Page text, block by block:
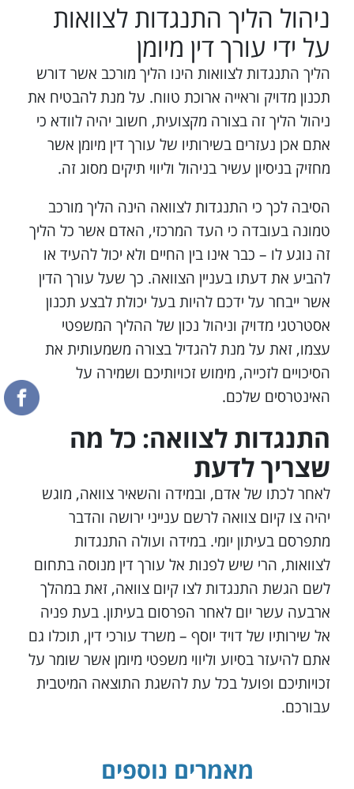
ניהול הליך התנגדות לצוואות
על ידי עורך דין מיומן
הליך התנגדות לצוואות הינו הליך מורכב אשר דורש
תכנון מדויק וראייה ארוכת טווח. על מנת להבטיח את
ניהול הליך זה בצורה מקצועית, חשוב יהיה לוודא כי
אתם אכן נעזרים בשירותיו של עורך דין מיומן אשר
מחזיק בניסיון עשיר בניהול וליווי תיקים מסוג זה.
הסיבה לכך כי התנגדות לצוואה הינה הליך מורכב
טמונה בעובדה כי העד המרכזי, האדם אשר כל הליך
זה נוגע לו – כבר אינו בין החיים ולא יכול להעיד או
להביע את דעתו בעניין הצוואה. כך שעל עורך הדין
אשר ייבחר על ידכם להיות בעל יכולת לבצע תכנון
אסטרטגי מדויק וניהול נכון של ההליך המשפטי
עצמו, זאת על מנת להגדיל בצורה משמעותית את
הסיכויים לזכייה, מימוש זכויותיכם ושמירה על
האינטרסים שלכם.
התנגדות לצוואה: כל מה
שצריך לדעת
לאחר לכתו של אדם, ובמידה והשאיר צוואה, מוגש
יהיה צו קיום צוואה לרשם ענייני ירושה והדבר
מתפרסם בעיתון יומי. במידה ועולה התנגדות
לצוואות, הרי שיש לפנות אל עורך דין מנוסה בתחום
לשם הגשת התנגדות לצו קיום צוואה, זאת במהלך
ארבעה עשר יום לאחר הפרסום בעיתון. בעת פניה
אל שירותיו של דויד יוסף – משרד עורכי דין, תוכלו גם
אתם להיעזר בסיוע וליווי משפטי מיומן אשר שומר על
זכויותיכם ופועל בכל עת להשגת התוצאה המיטבית
עבורכם.
מאמרים נוספים